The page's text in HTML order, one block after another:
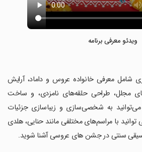
ویدئو معرفی برنامه
شامل معرفی خانواده عروس و داماد، آرایش
مجلل، طراحی حلقه‌های نامزدی، و ساخت
به شخصی‌سازی و زیباسازی جزئیات
با مراسم‌های مختلفی مانند حنایی، هلدی
سنتی در جشن های عروسی آشنا شوید.